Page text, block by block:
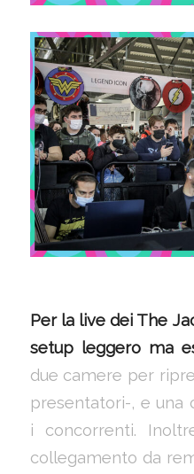
Per la live dei The
setup leggero ma
due camere per
presentatori-, e una
i concorrenti.
collegamento da